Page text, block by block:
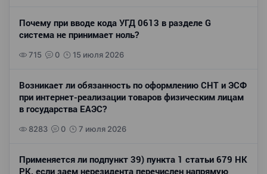
Почему при вводе кода УГД 0613 в разделе G
система не принимает ноль?
715 0 15 июля 2026
Возникает ли обязанность по оформлению СНТ и ЭСФ
при интернет-реализации товаров физическим лицам
в государства ЕАЭС?
8283 0 7 июля 2026
Применяется ли подпункт 39) пункта 1 статьи 679 НК
РК, если заем нерезидента перечислен напрямую